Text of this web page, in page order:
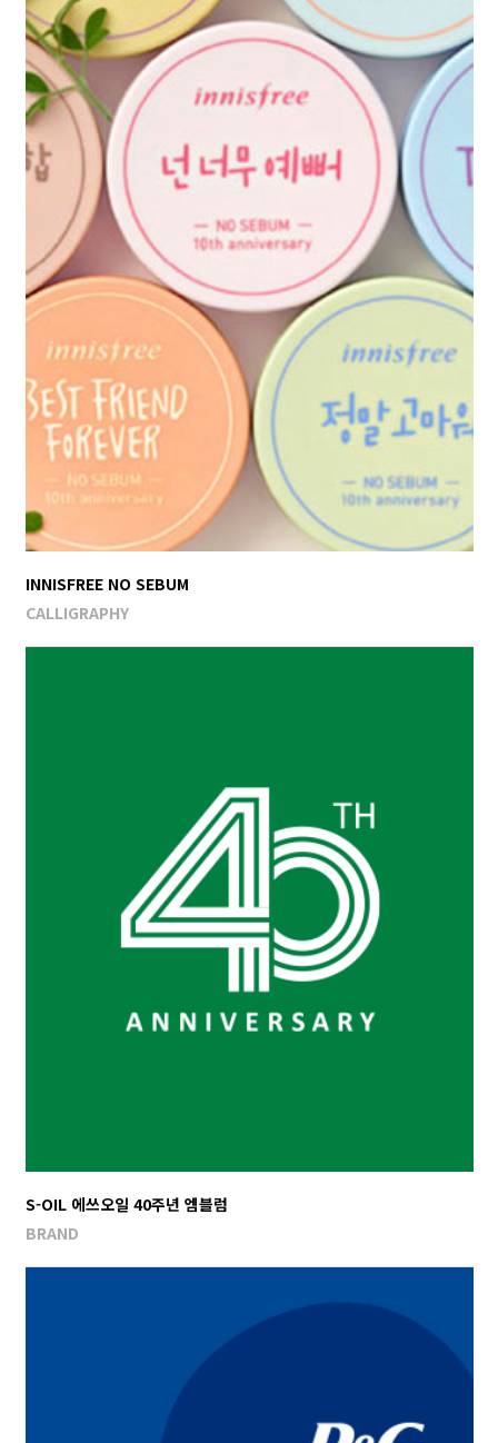
INNISFREE NO SEBUM
CALLIGRAPHY
S-OIL 에쓰오일 40주년 엠블럼
BRAND